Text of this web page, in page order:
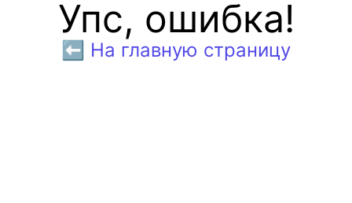
Упс, ошибка!
⬅️ На главную страницу